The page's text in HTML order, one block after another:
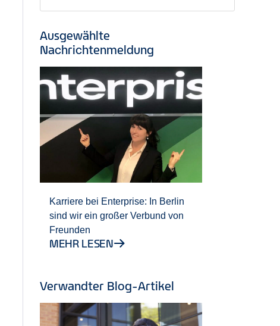
Ausgewählte
Nachrichtenmeldung
Karriere bei Enterprise: In Berlin
sind wir ein großer Verbund von
Freunden
MEHR LESEN
Verwandter Blog-Artikel